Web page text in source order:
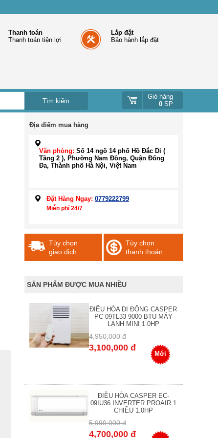
Thanh toán
Thanh toán tiện lợi
Lắp đặt
Bảo hành lắp đặt
Giỏ hàng
0 SP
Địa điểm mua hàng
Văn phòng: Số 14 ngõ 14 phố Hồ Đắc Di (
Tầng 2 ), Phường Nam Đồng, Quận Đống
Đa, Thành phố Hà Nội, Việt Nam
Đặt Hàng Ngay: 0779222799
Miễn phí 24/7
Tùy chọn
giao dịch
Tùy chọn
thanh thoán
SẢN PHẨM ĐƯỢC MUA NHIỀU
ĐIỀU HÒA DI ĐỘNG CASPER
PC-09TL33 9000 BTU MÁY
LẠNH MINI 1.0HP
4,950,000 đ
3,100,000 đ
Mới
ĐIỀU HÒA CASPER EC-
09IU36 INVERTER PROAIR 1
CHIỀU 1.0HP
5,990,000 đ
4,700,000 đ